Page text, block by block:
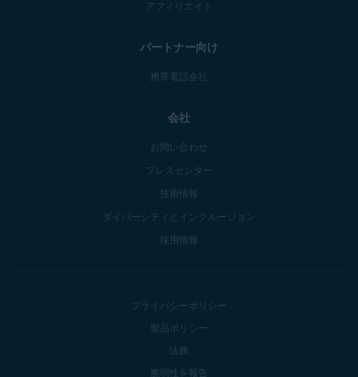
アフィリエイト
パートナー向け
携帯電話会社
会社
お問い合わせ
プレスセンター
技術情報
ダイバーシティとインクルージョン
採用情報
プライバシーポリシー
製品ポリシー
法務
脆弱性を報告